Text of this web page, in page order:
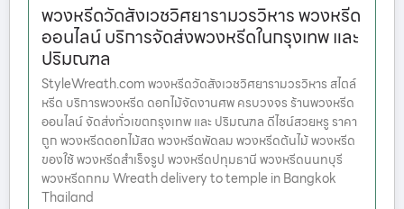
พวงหรีดวัดสังเวชวิศยารามวรวิหาร พวงหรีด
ออนไลน์ บริการจัดส่งพวงหรีดในกรุงเทพ และ
ปริมณฑล
StyleWreath.com พวงหรีดวัดสังเวชวิศยารามวรวิหาร สไตล์
หรีด บริการพวงหรีด ดอกไม้จัดงานศพ ครบวงจร ร้านพวงหรีด
ออนไลน์ จัดส่งทั่วเขตกรุงเทพ และ ปริมณฑล ดีไซน์สวยหรู ราคา
ถูก พวงหรีดดอกไม้สด พวงหรีดพัดลม พวงหรีดต้นไม้ พวงหรีด
ของใช้ พวงหรีดสำเร็จรูป พวงหรีดปทุมธานี พวงหรีดนนทบุรี
พวงหรีดกทม Wreath delivery to temple in Bangkok
Thailand